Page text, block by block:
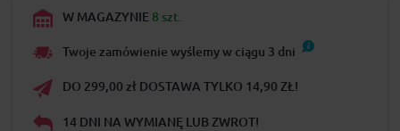
W MAGAZYNIE 8 szt.
Twoje zamówienie wyślemy w ciągu 3 dni
DO 299,00 zł DOSTAWA TYLKO 14,90 ZŁ!
14 DNI NA WYMIANĘ LUB ZWROT!